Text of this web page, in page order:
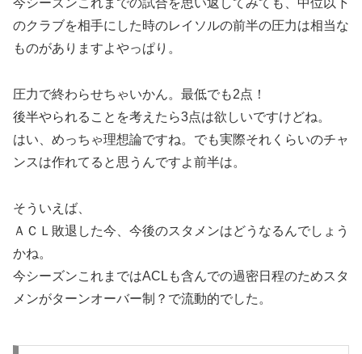
今シーズンこれまでの試合を思い返してみても、中位以下
のクラブを相手にした時のレイソルの前半の圧力は相当な
ものがありますよやっぱり。
圧力で終わらせちゃいかん。最低でも2点！
後半やられることを考えたら3点は欲しいですけどね。
はい、めっちゃ理想論ですね。でも実際それくらいのチャ
ンスは作れてると思うんですよ前半は。
そういえば、
ＡＣＬ敗退した今、今後のスタメンはどうなるんでしょう
かね。
今シーズンこれまではACLも含んでの過密日程のためスタ
メンがターンオーバー制？で流動的でした。